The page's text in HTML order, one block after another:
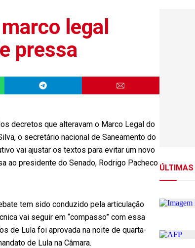
legal
pressa
decretos que alteravam o Marco Legal do
o secretário nacional de Saneamento do
vai ajustar os textos para evitar um novo
ao presidente do Senado, Rodrigo Pacheco
tem sido conduzido pela articulação
vai seguir em “compasso” com essa
de Lula foi aprovada na noite de quarta-
de Lula na Câmara.